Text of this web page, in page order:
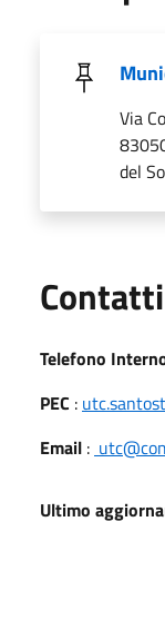
Via
del
Contatti
Telefono
PEC :
Email :
Ultimo